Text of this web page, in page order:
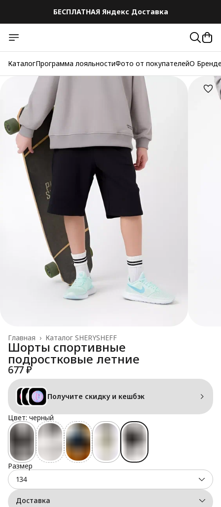
БЕСПЛАТНАЯ Яндекс Доставка
КаталогПрограмма лояльностиФото от покупателейО
Каталог SHERYSHEFF
Главная ›
Шорты спортивные
подростковые летние
677 ₽
Получите скидку и кешбэк
Цвет: черный
Размер
134
Доставка